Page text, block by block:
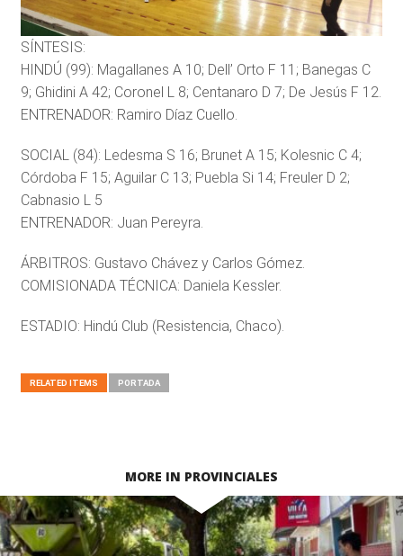
SÍNTESIS:
HINDÚ (99): Magallanes A 10; Dell’ Orto F 11; Banegas C
9; Ghidini A 42; Coronel L 8; Centanaro D 7; De Jesús F 12.
ENTRENADOR: Ramiro Díaz Cuello.
SOCIAL (84): Ledesma S 16; Brunet A 15; Kolesnic C 4;
Córdoba F 15; Aguilar C 13; Puebla Si 14; Freuler D 2;
Cabnasio L 5
ENTRENADOR: Juan Pereyra.
ÁRBITROS: Gustavo Chávez y Carlos Gómez.
COMISIONADA TÉCNICA: Daniela Kessler.
ESTADIO: Hindú Club (Resistencia, Chaco).
RELATED ITEMS PORTADA
MORE IN PROVINCIALES